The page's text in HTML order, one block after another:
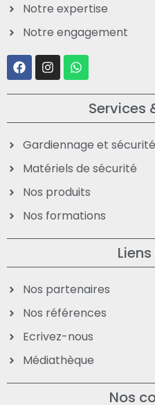
Notre expertise
Notre engagement
Services
Gardiennage et sécurité
Matériels de sécurité
Nos produits
Nos formations
Nos partenaires
Nos références
Ecrivez-nous
Médiathèque
Nos